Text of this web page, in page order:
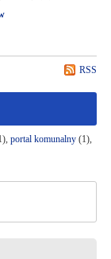
RSS
portal komunalny(1),